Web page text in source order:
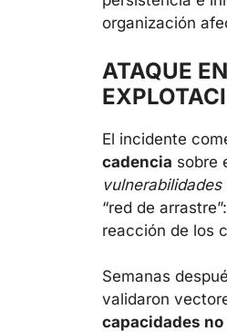
organización
ATAQUE
El incidente
cadencia sobre
“red de
reacción de los
Semanas
validaron
capacidades